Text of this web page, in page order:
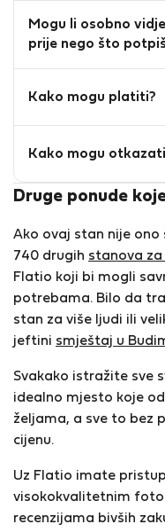
Mogu li osobno
prije nego što
Kako mogu platiti?
Kako mogu
Druge ponude
Ako ovaj stan nije
740 drugih stanova
Flatio koji bi mogli
potrebama. Bilo da
stan za više ljudi ili
jeftini smještaj u
Svakako istražite sve
idealno mjesto koje
željama, a sve to bez
cijenu.
Uz Flatio imate
visokokvalitetnim
recenzijama bivših